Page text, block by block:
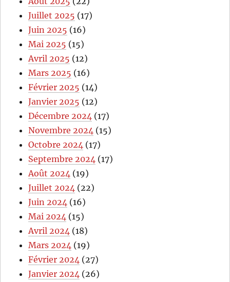
Juillet 2025 (17)
Juin 2025 (16)
Mai 2025 (15)
Avril 2025 (12)
Mars 2025 (16)
Février 2025 (14)
Janvier 2025 (12)
Décembre 2024 (17)
Novembre 2024 (15)
Octobre 2024 (17)
Septembre 2024 (17)
Août 2024 (19)
Juillet 2024 (22)
Juin 2024 (16)
Mai 2024 (15)
Avril 2024 (18)
Mars 2024 (19)
Février 2024 (27)
Janvier 2024 (26)